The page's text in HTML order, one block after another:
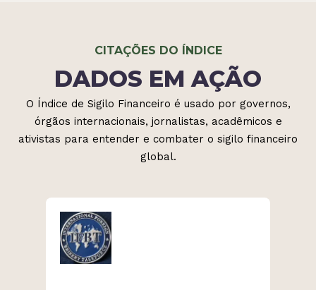
CITAÇÕES DO ÍNDICE
DADOS EM AÇÃO
O Índice de Sigilo Financeiro é usado por governos,
órgãos internacionais, jornalistas, acadêmicos e
ativistas para entender e combater o sigilo financeiro
global.